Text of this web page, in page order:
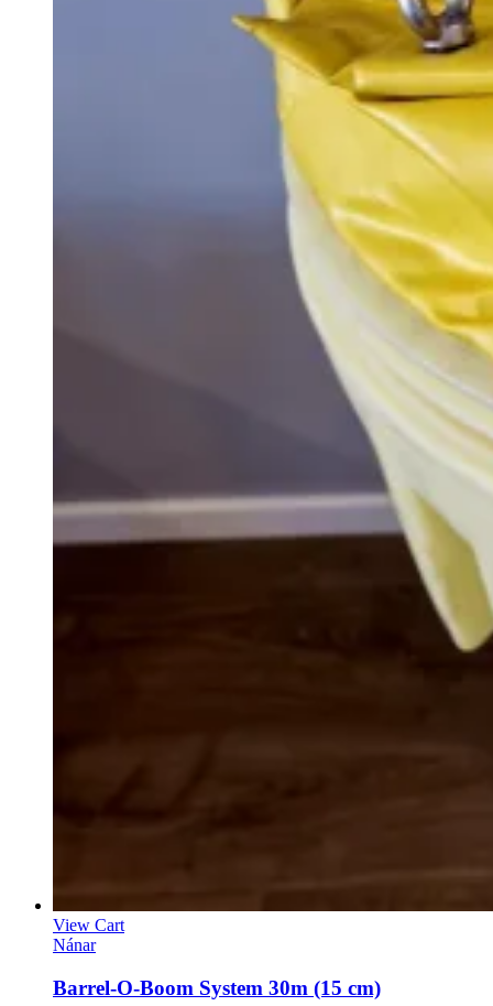
View Cart
Nánar
Barrel-O-Boom System 30m (15 cm)